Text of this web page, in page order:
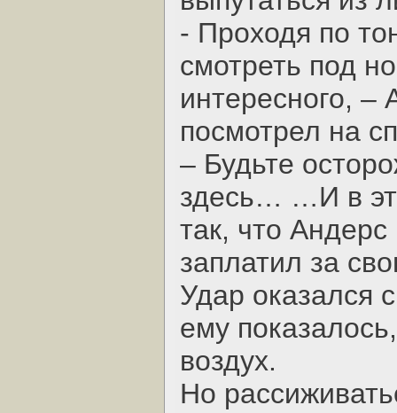
- Проходя по
смотреть под
интересного, –
посмотрел на
– Будьте
здесь… …И в
так, что
заплатил за
Удар оказался
ему
воздух.
Но